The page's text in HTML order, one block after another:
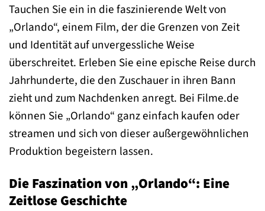
Tauchen Sie ein in die faszinierende Welt von
„Orlando“, einem Film, der die Grenzen von Zeit
und Identität auf unvergessliche Weise
überschreitet. Erleben Sie eine epische Reise durch
Jahrhunderte, die den Zuschauer in ihren Bann
zieht und zum Nachdenken anregt. Bei Filme.de
können Sie „Orlando“ ganz einfach kaufen oder
streamen und sich von dieser außergewöhnlichen
Produktion begeistern lassen.
Die Faszination von „Orlando“: Eine
Zeitlose Geschichte